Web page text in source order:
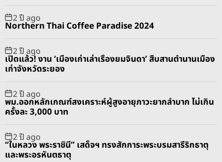
2 ปี ago
Northern Thai Coffee Paradise 2024
2 ปี ago
เปิดแล้ว! งาน ‘เมืองเก่าเล่าเรื่องยมจินดา’ สืบสานตำนานเมือง
เก่าจังหวัดระยอง
2 ปี ago
พม.ออกหลักเกณฑ์สงเคราะห์ผู้สูงอายุภาวะยากลำบาก ไม่เกิน
ครั้งละ 3,000 บาท
2 ปี ago
“ในหลวง พระราชินี” เสด็จฯ ทรงสักการะพระบรมสารีริกธาตุ
และพระอรหันตธาตุ